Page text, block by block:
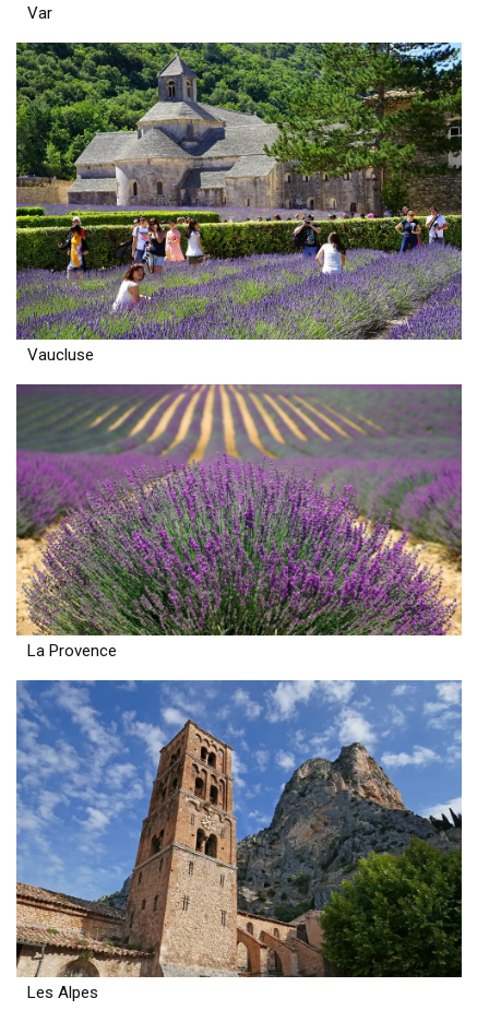
Var
Vaucluse
La Provence
Les Alpes